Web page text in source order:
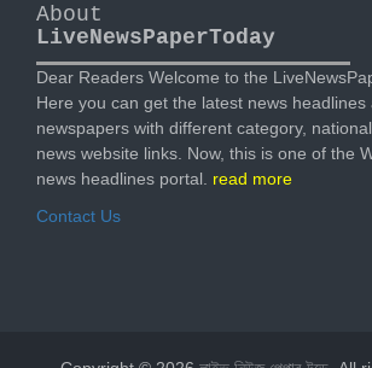
About
LiveNewsPaperToday
Dear Readers Welcome to the
Here you can get the latest news headlines
newspapers with different category,
news website links. Now, this is one of the
news headlines portal. read more
Contact Us